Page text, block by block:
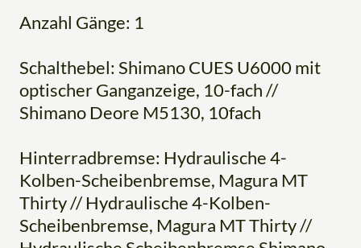
Anzahl Gänge: 1
Schalthebel: Shimano CUES U6000 mit
optischer Ganganzeige, 10-fach //
Shimano Deore M5130, 10fach
Hinterradbremse: Hydraulische 4-
Kolben-Scheibenbremse, Magura MT
Thirty // Hydraulische 4-Kolben-
Scheibenbremse, Magura MT Thirty //